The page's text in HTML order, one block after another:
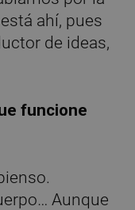
ahí, pues
de ideas,
funcione
Aunque